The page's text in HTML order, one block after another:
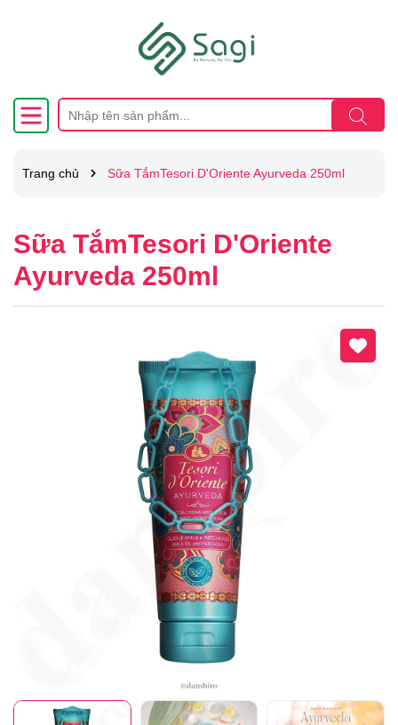
Trang chủ Sữa TắmTesori D'Oriente Ayurveda 250ml
Sữa TắmTesori D'Oriente
Ayurveda 250ml
Mã giảm giá:
Ngày hết hạn:
Điều kiện: